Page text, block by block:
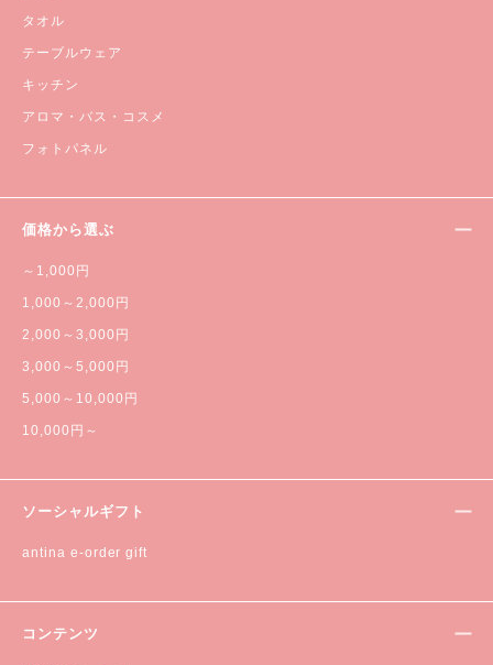
タオル
テーブルウェア
キッチン
アロマ・バス・コスメ
フォトパネル
価格から選ぶ
～1,000円
1,000～2,000円
2,000～3,000円
3,000～5,000円
5,000～10,000円
10,000円～
ソーシャルギフト
antina e-order gift
コンテンツ